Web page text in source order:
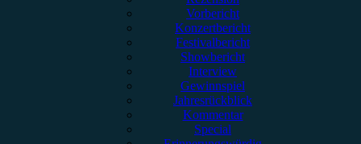
Vorbericht
Konzertbericht
Festivalbericht
Showbericht
Interview
Gewinnspiel
Jahresrückblick
Kommentar
Special